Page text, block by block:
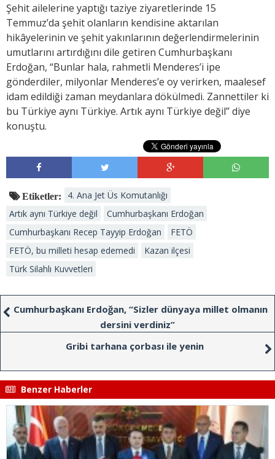
Şehit ailelerine yaptığı taziye ziyaretlerinde 15
Temmuz’da şehit olanların kendisine aktarılan
hikâyelerinin ve şehit yakınlarının değerlendirmelerinin
umutlarını artırdığını dile getiren Cumhurbaşkanı
Erdoğan, “Bunlar hala, rahmetli Menderes’i ipe
gönderdiler, milyonlar Menderes’e oy verirken, maalesef
idam edildiği zaman meydanlara dökülmedi. Zannettiler ki
bu Türkiye aynı Türkiye. Artık aynı Türkiye değil” diye
konuştu.
Etiketler:
4. Ana Jet Üs Komutanlığı
Artık aynı Türkiye değil
Cumhurbaşkanı Erdoğan
Cumhurbaşkanı Recep Tayyip Erdoğan
FETÖ
FETÖ, bu milleti hesap edemedi
Kazan ilçesi
Türk Silahlı Kuvvetleri
Cumhurbaşkanı Erdoğan, “Sizler dünyaya millet olmanın
dersini verdiniz”
Gribi tarhana çorbası ile yenin
Benzer Haberler